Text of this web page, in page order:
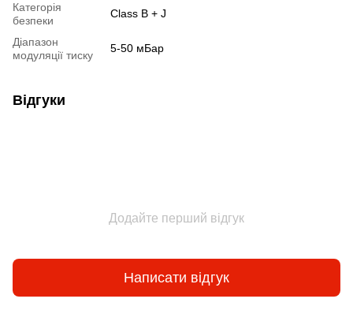
Категорія
безпеки
Class B + J
Діапазон
модуляції тиску
5-50 мБар
Відгуки
Додайте перший відгук
Написати відгук